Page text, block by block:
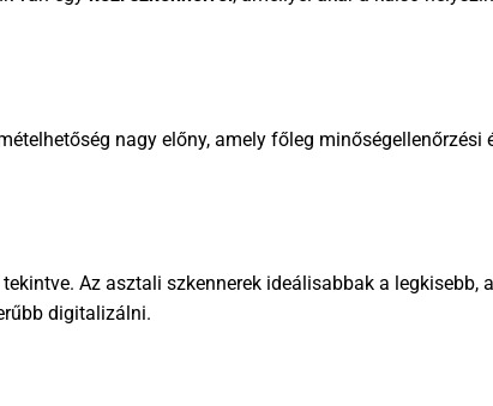
nagy előny, amely főleg
Az asztali szkennerek ideálisabbak a
digitalizálni.